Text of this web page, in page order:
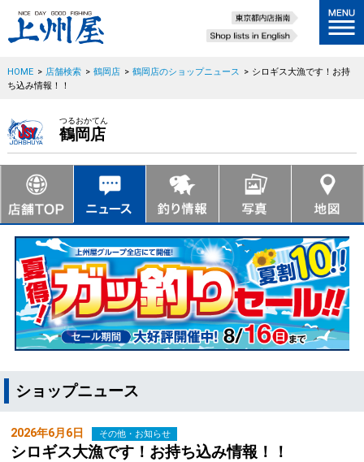
HOME > 店舗検索 > 鶴岡店 > 鶴岡店のショップニュース > シロギス大漁です！お持
ち込み情報！！
つるおかてん
鶴岡店
ショップニュース
2026年6月6日 その他・お知らせ
シロギス大漁です！お持ち込み情報！！